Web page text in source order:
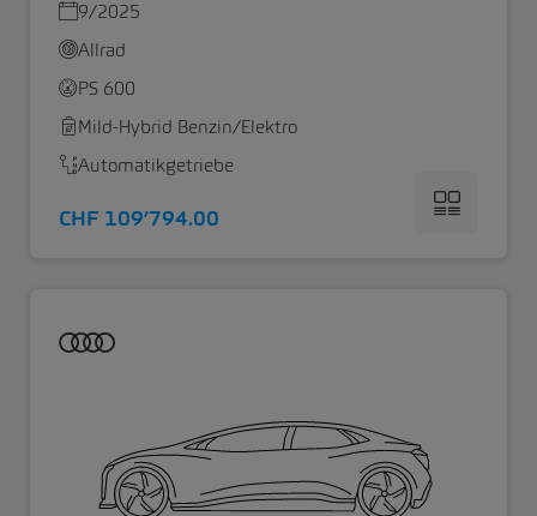
9/2025
Allrad
PS 600
Mild-Hybrid Benzin/Elektro
Automatikgetriebe
CHF 109’794.00